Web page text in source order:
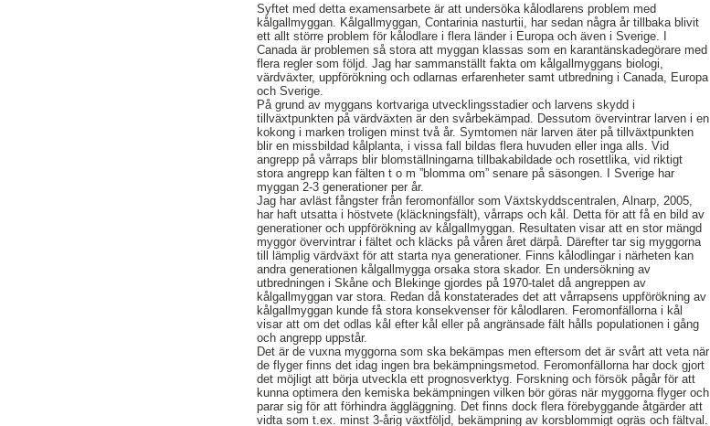
Syftet med detta examensarbete är att undersöka kålodlarens problem med
kålgallmyggan. Kålgallmyggan, Contarinia nasturtii, har sedan några år tillbaka blivit
ett allt större problem för kålodlare i flera länder i Europa och även i Sverige. I
Canada är problemen så stora att myggan klassas som en karantänskadegörare med
flera regler som följd. Jag har sammanställt fakta om kålgallmyggans biologi,
värdväxter, uppförökning och odlarnas erfarenheter samt utbredning i Canada, Europa
och Sverige.
På grund av myggans kortvariga utvecklingsstadier och larvens skydd i
tillväxtpunkten på värdväxten är den svårbekämpad. Dessutom övervintrar larven i en
kokong i marken troligen minst två år. Symtomen när larven äter på tillväxtpunkten
blir en missbildad kålplanta, i vissa fall bildas flera huvuden eller inga alls. Vid
angrepp på vårraps blir blomställningarna tillbakabildade och rosettlika, vid riktigt
stora angrepp kan fälten t o m ”blomma om” senare på säsongen. I Sverige har
myggan 2-3 generationer per år.
Jag har avläst fångster från feromonfällor som Växtskyddscentralen, Alnarp, 2005,
har haft utsatta i höstvete (kläckningsfält), vårraps och kål. Detta för att få en bild av
generationer och uppförökning av kålgallmyggan. Resultaten visar att en stor mängd
myggor övervintrar i fältet och kläcks på våren året därpå. Därefter tar sig myggorna
till lämplig värdväxt för att starta nya generationer. Finns kålodlingar i närheten kan
andra generationen kålgallmygga orsaka stora skador. En undersökning av
utbredningen i Skåne och Blekinge gjordes på 1970-talet då angreppen av
kålgallmyggan var stora. Redan då konstaterades det att vårrapsens uppförökning av
kålgallmyggan kunde få stora konsekvenser för kålodlaren. Feromonfällorna i kål
visar att om det odlas kål efter kål eller på angränsade fält hålls populationen i gång
och angrepp uppstår.
Det är de vuxna myggorna som ska bekämpas men eftersom det är svårt att veta när
de flyger finns det idag ingen bra bekämpningsmetod. Feromonfällorna har dock gjort
det möjligt att börja utveckla ett prognosverktyg. Forskning och försök pågår för att
kunna optimera den kemiska bekämpningen vilken bör göras när myggorna flyger och
parar sig för att förhindra äggläggning. Det finns dock flera förebyggande åtgärder att
vidta som t.ex. minst 3-årig växtföljd, bekämpning av korsblommigt ogräs och fältval.